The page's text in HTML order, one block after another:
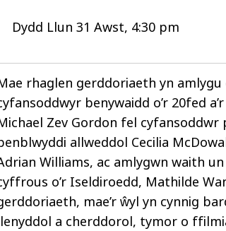
Dydd Llun 31 Awst, 4:30 pm
rhaglen gerddoriaeth yn
benywaidd o’r 20fed
Zev Gordon fel
allweddol Cecilia
Williams, ac amlygwn waith
o’r Iseldiroedd, Mathilde
mae’r ŵyl yn cynnig
a cherddorol, tymor o